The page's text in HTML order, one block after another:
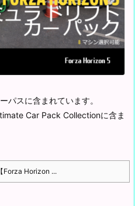
パスに含まれています。
Car Pack Collectionに含ま
Horizon ...